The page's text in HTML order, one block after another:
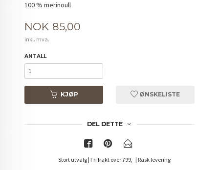
100 % merinoull
Pris
NOK 85,00
inkl. mva.
ANTALL
KJØP ØNSKELISTE
DEL DETTE
Stort utvalg | Fri frakt over 799,- | Rask levering